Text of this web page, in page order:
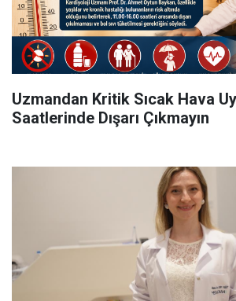
Uzmandan Kritik Sıcak Hava
Saatlerinde Dışarı Çıkmayın